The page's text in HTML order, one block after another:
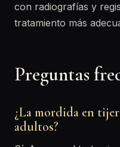
con radiografías y
tratamiento más
Preguntas
¿La mordida en
adultos?